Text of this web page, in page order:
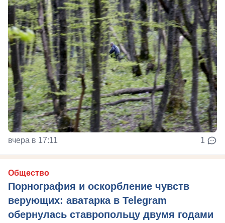
вчера в 17:11 1
Общество
Порнография и оскорбление чувств
верующих: аватарка в Telegram
обернулась ставропольцу двумя годами